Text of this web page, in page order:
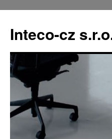
obsahu
webu
Inteco-cz